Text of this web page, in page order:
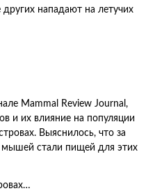
нападают на летучих
Mammal Review Journal,
и их влияние на популяции
Выяснилось, что за
мышей стали пищей для этих